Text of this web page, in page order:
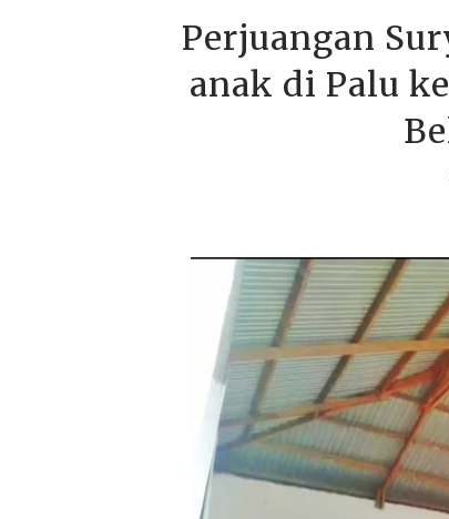
Perjuangan
anak di Palu